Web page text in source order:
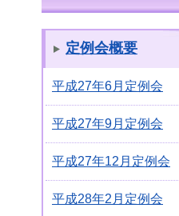
定例会概要
平成27年6月定例会
平成27年9月定例会
平成27年12月定例会
平成28年2月定例会